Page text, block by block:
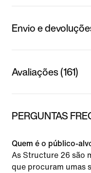
Envio e
Avaliações (161)
PERGUNTAS
Quem é o público-
As Structure 26 são
que procuram umas